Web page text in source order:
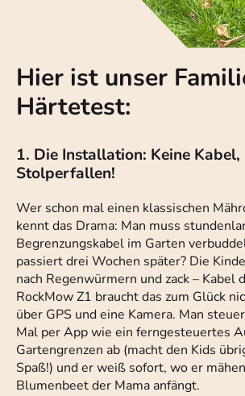
Hier ist unser
Härtetest:
1. Die Installation: Keine Kabel,
Stolperfallen!
Wer schon mal einen klassischen
kennt das Drama: Man muss
Begrenzungskabel im Garten
passiert drei Wochen später? Die
nach Regenwürmern und zack – Kabel
RockMow Z1 braucht das zum Glück
über GPS und eine Kamera. Man
Mal per App wie ein ferngesteuertes
Gartengrenzen ab (macht den Kids
Spaß!) und er weiß sofort, wo er
Blumenbeet der Mama anfängt.